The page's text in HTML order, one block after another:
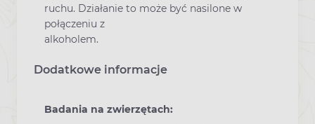
ruchu. Działanie to może być nasilone w
połączeniu z
alkoholem.
Dodatkowe informacje
Badania na zwierzętach: